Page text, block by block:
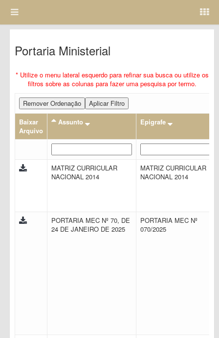
Portaria Ministerial
* Utilize o menu lateral esquerdo para refinar sua busca ou utilize os
filtros sobre as colunas para fazer uma pesquisa por termo.
Remover Ordenação
Aplicar Filtro
Baixar
Arquivo
Assunto Epigrafe
MATRIZ CURRICULAR
NACIONAL 2014
MATRIZ CURRICULAR
NACIONAL 2014
PORTARIA MEC Nº 70, DE
24 DE JANEIRO DE 2025
PORTARIA MEC Nº
070/2025